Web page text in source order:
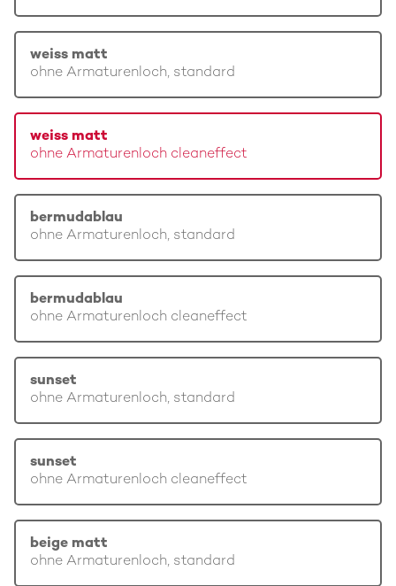
weiss matt
ohne Armaturenloch, standard
weiss matt
ohne Armaturenloch cleaneffect
bermudablau
ohne Armaturenloch, standard
bermudablau
ohne Armaturenloch cleaneffect
sunset
ohne Armaturenloch, standard
sunset
ohne Armaturenloch cleaneffect
beige matt
ohne Armaturenloch, standard